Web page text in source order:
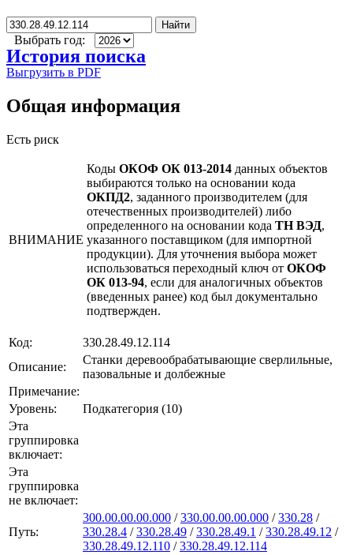
Найти
Выбрать год:
История поиска
Выгрузить в PDF
Общая информация
Есть риск
ВНИМАНИЕ
Коды ОКОФ ОК 013-2014 данных объектов
выбираются только на основании кода
ОКПД2, заданного производителем (для
отечественных производителей) либо
определенного на основании кода ТН ВЭД,
указанного поставщиком (для импортной
продукции). Для уточнения выбора может
использоваться переходный ключ от ОКОФ
ОК 013-94, если для аналогичных объектов
(введенных ранее) код был документально
подтвержден.
Код:
330.28.49.12.114
Описание:
Станки деревообрабатывающие сверлильные,
пазовальные и долбежные
Примечание:
Уровень:
Подкатегория (10)
Эта
группировка
включает:
Эта
группировка
не включает:
Путь:
300.00.00.00.000 /330.00.00.00.000 /330.28 /
330.28.4 /330.28.49 /330.28.49.1 /330.28.49.12 /
330.28.49.12.110 /330.28.49.12.114